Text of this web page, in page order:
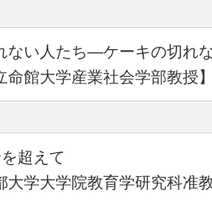
ない人たち―ケーキの切れ
館大学産業社会学部教授
超えて
大学大学院教育学研究科准